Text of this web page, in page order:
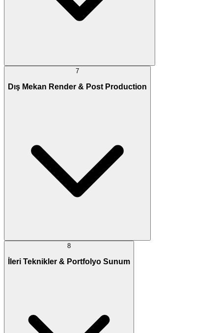
7
Dış Mekan Render & Post Production
8
İleri Teknikler & Portfolyo Sunum